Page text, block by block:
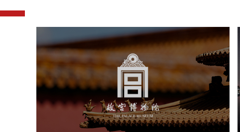
故宫博物院
文化艺术 博物馆
智慧博物馆
博物馆网站建设
景区网站建设
文创商城
万能专题
网站代运营